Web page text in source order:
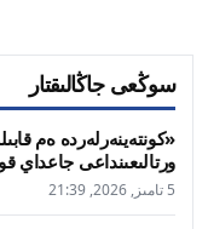
سوڭعى جاڭالىقتار
«كونتەينەرلەردە ەم
ورتالىعىنداعى جاعداي
5 تامىز, 2026, 21:39